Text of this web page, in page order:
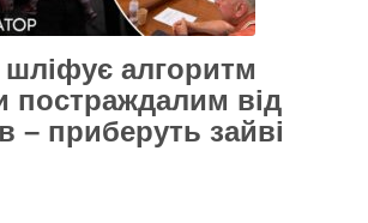
району
шліфує алгоритм
постраждалим від
– приберуть зайві